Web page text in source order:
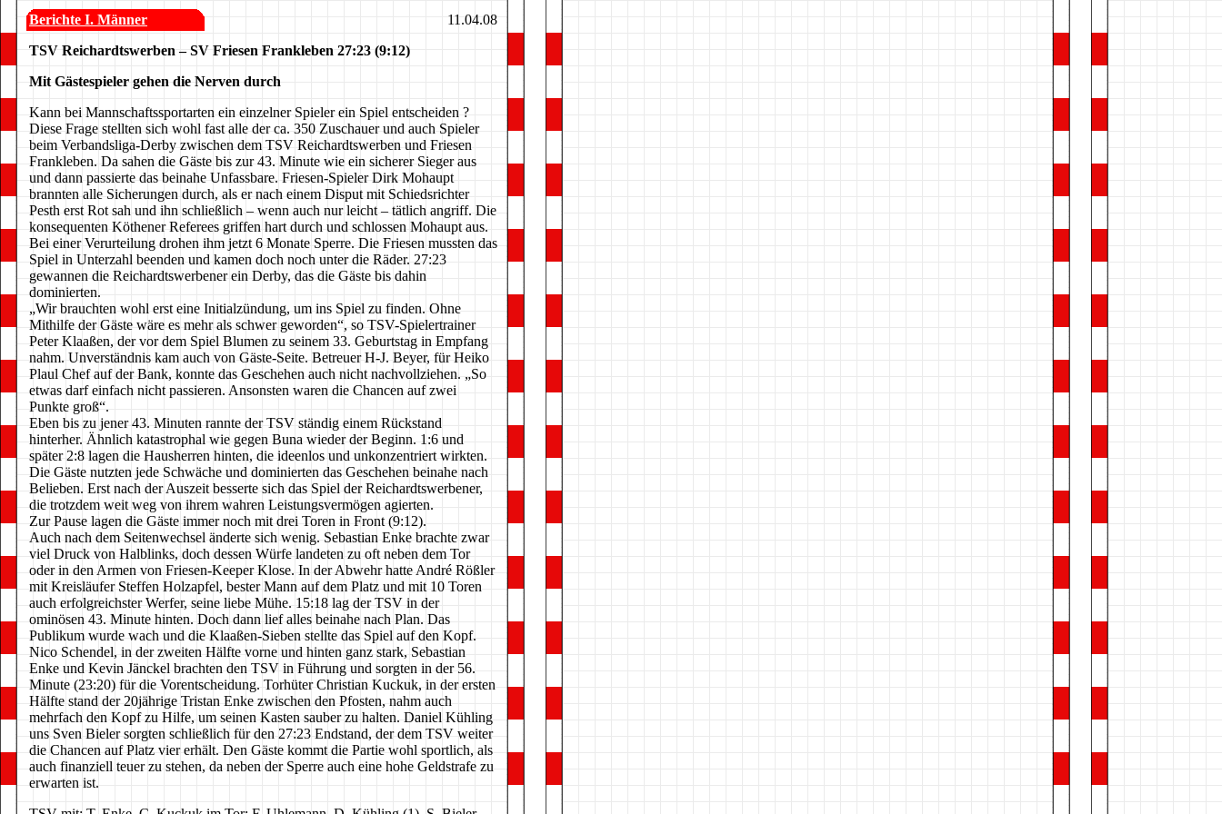
Berichte I. Männer
11.04.08
TSV Reichardtswerben – SV Friesen Frankleben 27:23 (9:12)
Mit Gästespieler gehen die Nerven durch
Kann bei Mannschaftssportarten ein einzelner Spieler ein Spiel entscheiden ?
Diese Frage stellten sich wohl fast alle der ca. 350 Zuschauer und auch Spieler
beim Verbandsliga-Derby zwischen dem TSV Reichardtswerben und Friesen
Frankleben. Da sahen die Gäste bis zur 43. Minute wie ein sicherer Sieger aus
und dann passierte das beinahe Unfassbare. Friesen-Spieler Dirk Mohaupt
brannten alle Sicherungen durch, als er nach einem Disput mit Schiedsrichter
Pesth erst Rot sah und ihn schließlich – wenn auch nur leicht – tätlich angriff. Die
konsequenten Köthener Referees griffen hart durch und schlossen Mohaupt aus.
Bei einer Verurteilung drohen ihm jetzt 6 Monate Sperre. Die Friesen mussten das
Spiel in Unterzahl beenden und kamen doch noch unter die Räder. 27:23
gewannen die Reichardtswerbener ein Derby, das die Gäste bis dahin
dominierten.
„Wir brauchten wohl erst eine Initialzündung, um ins Spiel zu finden. Ohne
Mithilfe der Gäste wäre es mehr als schwer geworden“, so TSV-Spielertrainer
Peter Klaaßen, der vor dem Spiel Blumen zu seinem 33. Geburtstag in Empfang
nahm. Unverständnis kam auch von Gäste-Seite. Betreuer H-J. Beyer, für Heiko
Plaul Chef auf der Bank, konnte das Geschehen auch nicht nachvollziehen. „So
etwas darf einfach nicht passieren. Ansonsten waren die Chancen auf zwei
Punkte groß“.
Eben bis zu jener 43. Minuten rannte der TSV ständig einem Rückstand
hinterher. Ähnlich katastrophal wie gegen Buna wieder der Beginn. 1:6 und
später 2:8 lagen die Hausherren hinten, die ideenlos und unkonzentriert wirkten.
Die Gäste nutzten jede Schwäche und dominierten das Geschehen beinahe nach
Belieben. Erst nach der Auszeit besserte sich das Spiel der Reichardtswerbener,
die trotzdem weit weg von ihrem wahren Leistungsvermögen agierten.
Zur Pause lagen die Gäste immer noch mit drei Toren in Front (9:12).
Auch nach dem Seitenwechsel änderte sich wenig. Sebastian Enke brachte zwar
viel Druck von Halblinks, doch dessen Würfe landeten zu oft neben dem Tor
oder in den Armen von Friesen-Keeper Klose. In der Abwehr hatte André Rößler
mit Kreisläufer Steffen Holzapfel, bester Mann auf dem Platz und mit 10 Toren
auch erfolgreichster Werfer, seine liebe Mühe. 15:18 lag der TSV in der
ominösen 43. Minute hinten. Doch dann lief alles beinahe nach Plan. Das
Publikum wurde wach und die Klaaßen-Sieben stellte das Spiel auf den Kopf.
Nico Schendel, in der zweiten Hälfte vorne und hinten ganz stark, Sebastian
Enke und Kevin Jänckel brachten den TSV in Führung und sorgten in der 56.
Minute (23:20) für die Vorentscheidung. Torhüter Christian Kuckuk, in der ersten
Hälfte stand der 20jährige Tristan Enke zwischen den Pfosten, nahm auch
mehrfach den Kopf zu Hilfe, um seinen Kasten sauber zu halten. Daniel Kühling
uns Sven Bieler sorgten schließlich für den 27:23 Endstand, der dem TSV weiter
die Chancen auf Platz vier erhält. Den Gäste kommt die Partie wohl sportlich, als
auch finanziell teuer zu stehen, da neben der Sperre auch eine hohe Geldstrafe zu
erwarten ist.